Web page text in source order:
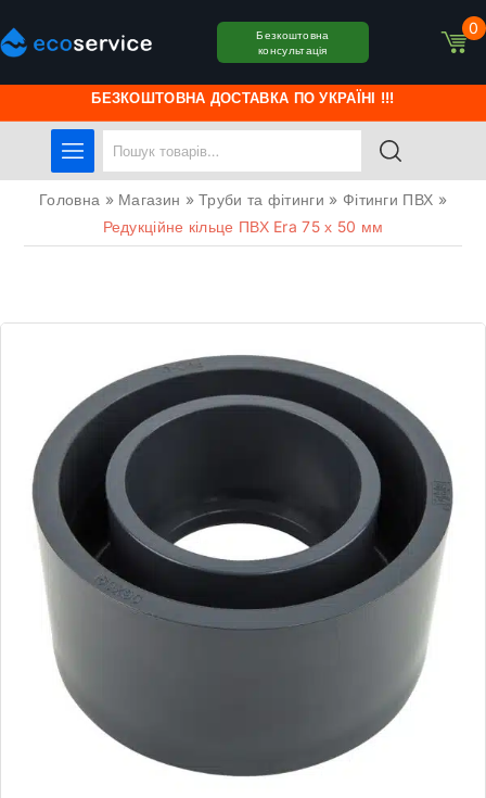
БЕЗКОШТОВНА ДОСТАВКА ПО УКРАЇНІ !!!
Безкоштовна
консультація
0
Головна » Магазин »Труби та фітинги » Фітинги ПВХ »
Редукційне кільце ПВХ Era 75 х 50 мм